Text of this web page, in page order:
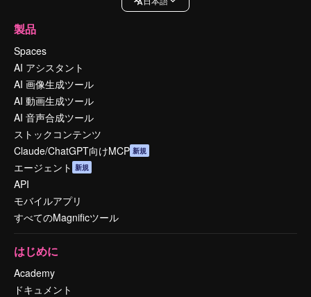
製品
Spaces
AI アシスタント
AI 画像生成ツール
AI 動画生成ツール
AI 音声合成ツール
ストックコンテンツ
Claude/ChatGPT向けMCP 新規
エージェント 新規
API
モバイルアプリ
すべてのMagnificツール
はじめに
Academy
ドキュメント